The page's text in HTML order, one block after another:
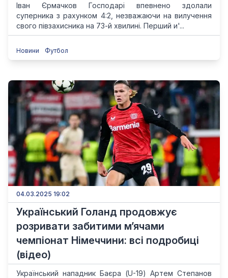
Іван Єрмачков Господарі впевнено здолали
суперника з рахунком 4:2, незважаючи на вилучення
свого півзахисника на 73-й хвилині. Перший и'...
Новини Футбол
04.03.2025 19:02
Український Голанд продовжує
розривати забитими м’ячами
чемпіонат Німеччини: всі подробиці
(відео)
Український нападник Баєра (U-19) Артем Степанов